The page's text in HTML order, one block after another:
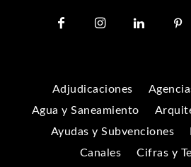
Adjudicaciones
Agua y Saneamiento
Ayudas y Subvenciones
Canales
Cifras y